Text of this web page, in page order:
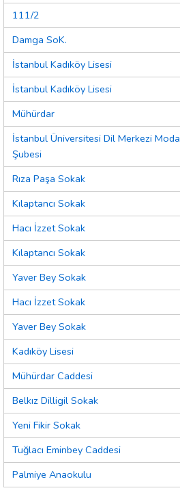
111/2
Damga SoK.
İstanbul Kadıköy Lisesi
İstanbul Kadıköy Lisesi
Mühürdar
İstanbul Üniversitesi Dil Merkezi Moda
Şubesi
Rıza Paşa Sokak
Kılaptancı Sokak
Hacı İzzet Sokak
Kılaptancı Sokak
Yaver Bey Sokak
Hacı İzzet Sokak
Yaver Bey Sokak
Kadıköy Lisesi
Mühürdar Caddesi
Belkız Dilligil Sokak
Yeni Fikir Sokak
Tuğlacı Eminbey Caddesi
Palmiye Anaokulu